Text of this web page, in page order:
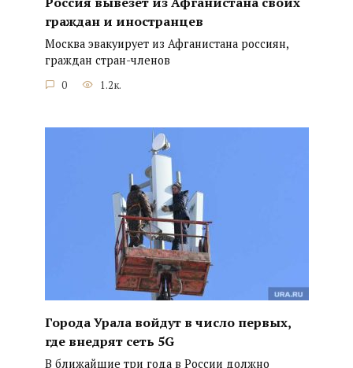
граждан и иностранцев
Москва эвакуирует из Афганистана россиян,
граждан стран-членов
0 1.2к.
Города Урала войдут в число первых,
где внедрят сеть 5G
В ближайшие три года в России должно